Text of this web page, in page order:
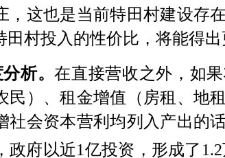
，这也是当前特田村建设存
村投入的性价比，将能得出
分析。在直接营收之外，如
民）、租金增值（房租、地
社会资本营利均列入产出的
政府以近1亿投资，形成了